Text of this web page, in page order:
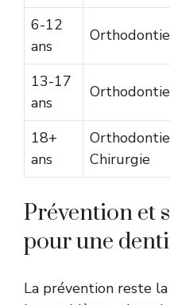
6-12
ans
13-17
ans
18+
ans
Chirurgie
Prévention et
pour une
La prévention reste